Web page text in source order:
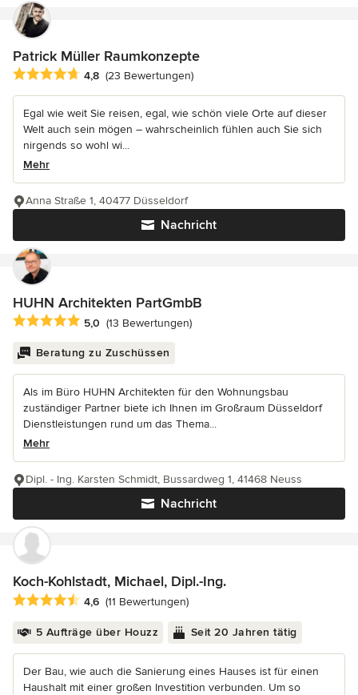
Patrick Müller Raumkonzepte
Durchschnittliche Bewertung: 4.8 von 5 Sternen
4,8 (23 Bewertungen)
Egal wie weit Sie reisen, egal, wie schön viele Orte auf dieser
Welt auch sein mögen – wahrscheinlich fühlen auch Sie sich
nirgends so wohl wi...
Mehr
Nachricht
Anna Straße 1, 40477 Düsseldorf
HUHN Architekten PartGmbB
Durchschnittliche Bewertung: 5 von 5 Sternen
5,0 (13 Bewertungen)
Beratung zu Zuschüssen
Als im Büro HUHN Architekten für den Wohnungsbau
zuständiger Partner biete ich Ihnen im Großraum Düsseldorf
Dienstleistungen rund um das Thema...
Mehr
Nachricht
Dipl. - Ing. Karsten Schmidt, Bussardweg 1, 41468 Neuss
Koch-Kohlstadt, Michael, Dipl.-Ing.
Durchschnittliche Bewertung: 4.6 von 5 Sternen
4,6 (11 Bewertungen)
5 Aufträge über Houzz Seit 20 Jahren tätig
Der Bau, wie auch die Sanierung eines Hauses ist für einen
Haushalt mit einer großen Investition verbunden. Um so